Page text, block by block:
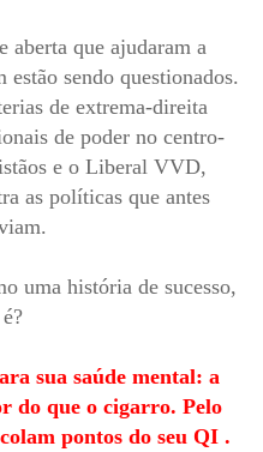
aberta que ajudaram a
sendo questionados.
de extrema-direita
de poder no centro-
e o Liberal VVD,
as políticas que antes
uma história de sucesso,
sua saúde mental: a
do que o cigarro. Pelo
pontos do seu QI .